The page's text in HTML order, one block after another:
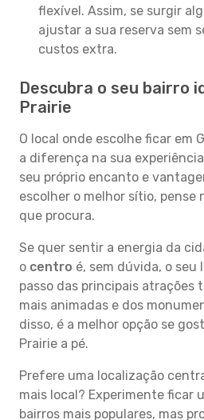
flexível. Assim, se surgir
ajustar a sua reserva sem
custos extra.
Descubra o seu bairro
Prairie
O local onde escolhe ficar em
a diferença na sua
seu próprio encanto e
escolher o melhor sítio, pense
que procura.
Se quer sentir a energia da
o centro é, sem dúvida, o seu
passo das principais atrações
mais animadas e dos
disso, é a melhor opção se
Prairie a pé.
Prefere uma localização
mais local? Experimente ficar
bairros mais populares, mas